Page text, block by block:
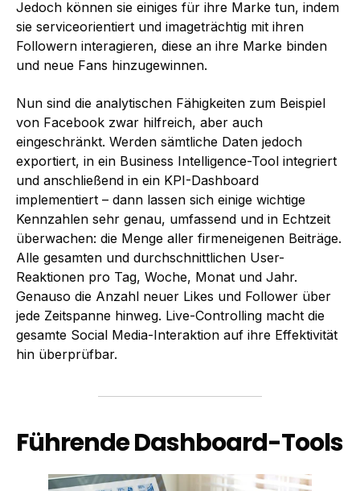
Jedoch können sie einiges für ihre Marke tun, indem
sie serviceorientiert und imageträchtig mit ihren
Followern interagieren, diese an ihre Marke binden
und neue Fans hinzugewinnen.
Nun sind die analytischen Fähigkeiten zum Beispiel
von Facebook zwar hilfreich, aber auch
eingeschränkt. Werden sämtliche Daten jedoch
exportiert, in ein Business Intelligence-Tool integriert
und anschließend in ein KPI-Dashboard
implementiert – dann lassen sich einige wichtige
Kennzahlen sehr genau, umfassend und in Echtzeit
überwachen: die Menge aller firmeneigenen Beiträge.
Alle gesamten und durchschnittlichen User-
Reaktionen pro Tag, Woche, Monat und Jahr.
Genauso die Anzahl neuer Likes und Follower über
jede Zeitspanne hinweg. Live-Controlling macht die
gesamte Social Media-Interaktion auf ihre Effektivität
hin überprüfbar.
Führende Dashboard-Tools